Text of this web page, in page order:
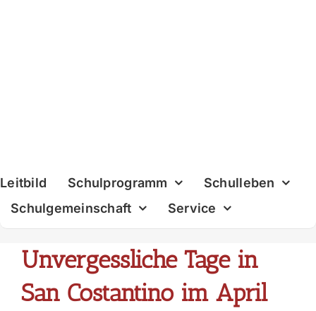
Leitbild Schulprogramm
Schulleben
Schulgemeinschaft
Service
Unvergessliche Tage in
San Costantino im April